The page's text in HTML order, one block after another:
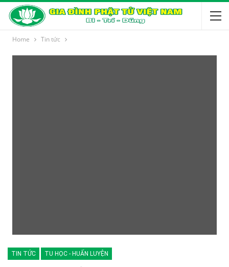
Home Tin tức
TIN TỨC TU HỌC - HUẤN LUYỆN